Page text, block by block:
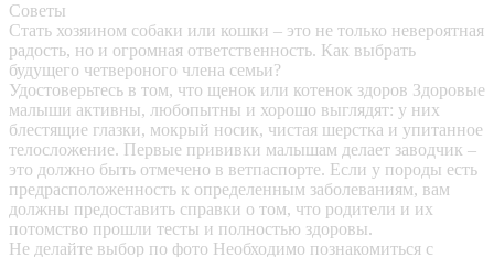
Советы
Стать хозяином собаки или кошки – это не только невероятная
радость, но и огромная ответственность. Как выбрать
будущего четвероного члена семьи?
Удостоверьтесь в том, что щенок или котенок здоров Здоровые
малыши активны, любопытны и хорошо выглядят: у них
блестящие глазки, мокрый носик, чистая шерстка и упитанное
телосложение. Первые прививки малышам делает заводчик –
это должно быть отмечено в ветпаспорте. Если у породы есть
предрасположенность к определенным заболеваниям, вам
должны предоставить справки о том, что родители и их
потомство прошли тесты и полностью здоровы.
Не делайте выбор по фото Необходимо познакомиться с